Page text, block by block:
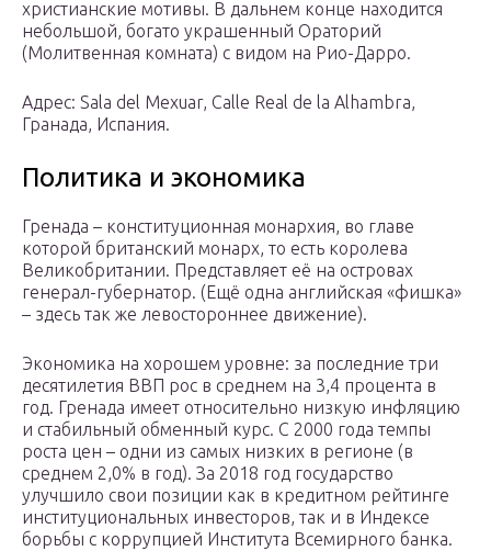
христианские мотивы. В дальнем конце находится
небольшой, богато украшенный Ораторий
(Молитвенная комната) с видом на Рио-Дарро.
Адрес: Sala del Mexuar, Calle Real de la Alhambra,
Гранада, Испания.
Политика и экономика
Гренада – конституционная монархия, во главе
которой британский монарх, то есть королева
Великобритании. Представляет её на островах
генерал-губернатор. (Ещё одна английская «фишка»
– здесь так же левостороннее движение).
Экономика на хорошем уровне: за последние три
десятилетия ВВП рос в среднем на 3,4 процента в
год. Гренада имеет относительно низкую инфляцию
и стабильный обменный курс. С 2000 года темпы
роста цен – одни из самых низких в регионе (в
среднем 2,0% в год). За 2018 год государство
улучшило свои позиции как в кредитном рейтинге
институциональных инвесторов, так и в Индексе
борьбы с коррупцией Института Всемирного банка.